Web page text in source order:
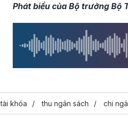
Phát biểu của Bộ trưởng Bộ
tài khóa thu ngân sách chi